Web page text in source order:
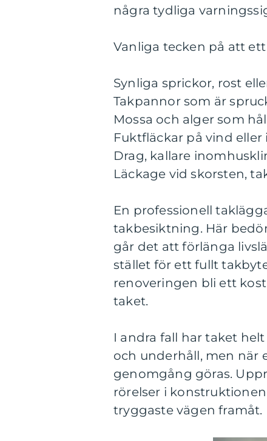
några tydliga
Vanliga tecken på att
Synliga sprickor, rost
Takpannor som är
Mossa och alger som
Fuktfläckar på vind
Drag, kallare
Läckage vid skorsten,
En professionell
takbesiktning. Här
går det att förlänga
stället för ett fullt
renoveringen bli ett
taket.
I andra fall har taket
och underhåll, men när
genomgång göras.
rörelser i
tryggaste vägen framåt.